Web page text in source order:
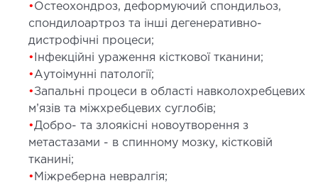
ЗАХВОРЮВАНЬ
І ЖОВЧНИХ ПРОТОК
хвороб печінки
печінки і жовчних проток
ХІРУРГІЯ
операції під контролем УЗД
• Остеохондроз, деформуючий спондильоз,
спондилоартроз та інші дегенеративно-
дистрофічні процеси;
• Інфекційні ураження кісткової тканини;
•Аутоімунні патології;
• Запальні процеси в області навколохребцевих
м’язів та міжхребцевих суглобів;
•Добро- та злоякісні новоутворення з
метастазами - в спинному мозку, кістковій
тканині;
• Міжреберна невралгія;